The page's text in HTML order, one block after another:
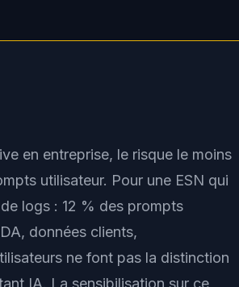
en entreprise, le risque le moins
utilisateur. Pour une ESN qui
logs : 12 % des prompts
données clients,
ne font pas la distinction
IA. La sensibilisation sur ce